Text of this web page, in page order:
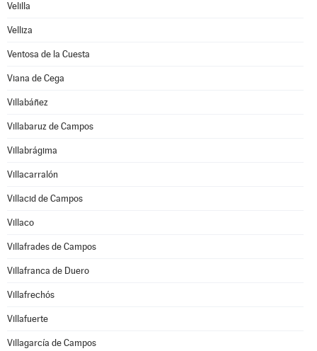
Velilla
Velliza
Ventosa de la Cuesta
Viana de Cega
Villabáñez
Villabaruz de Campos
Villabrágima
Villacarralón
Villacid de Campos
Villaco
Villafrades de Campos
Villafranca de Duero
Villafrechós
Villafuerte
Villagarcía de Campos